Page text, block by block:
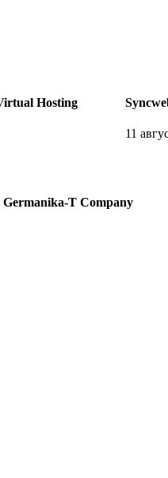
Hosting
11
Germanika-T Company